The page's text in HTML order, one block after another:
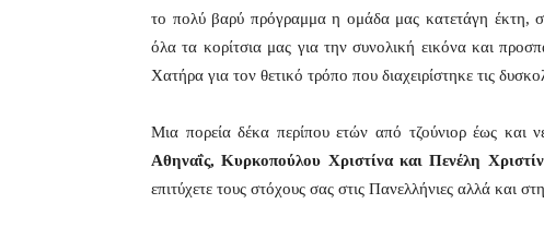
το πολύ βαρύ πρόγραμμα η ομάδα μας κατετάγη έκτη,
όλα τα κορίτσια μας για την συνολική εικόνα και
Χατήρα για τον θετικό τρόπο που διαχειρίστηκε τις
Μια πορεία δέκα περίπου ετών από τζούνιορ έως και
Αθηναΐς, Κυρκοπούλου Χριστίνα και Πενέλη
επιτύχετε τους στόχους σας στις Πανελλήνιες αλλά και